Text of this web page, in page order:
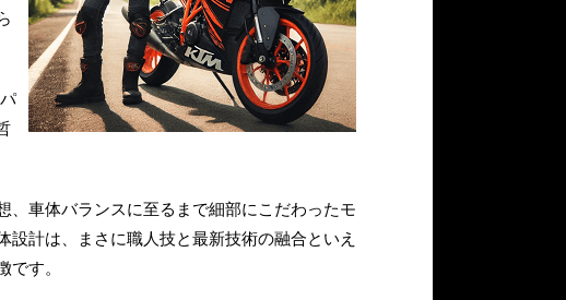
車体バランスに至るまで細部にこだわったモ
計は、まさに職人技と最新技術の融合といえ
す。